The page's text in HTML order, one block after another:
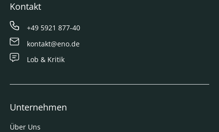
Kontakt
+49 5921 877-40
kontakt@eno.de
Lob & Kritik
Unternehmen
Über Uns